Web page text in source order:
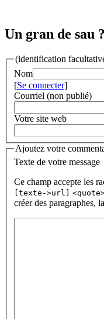
Un gran de sau ?
(identification
Nom
[Se connecter]
Courriel (non publié)
Votre site web
Ajoutez votre
Texte de votre message
Ce champ accepte les
[texte->url]
créer des paragraphes,